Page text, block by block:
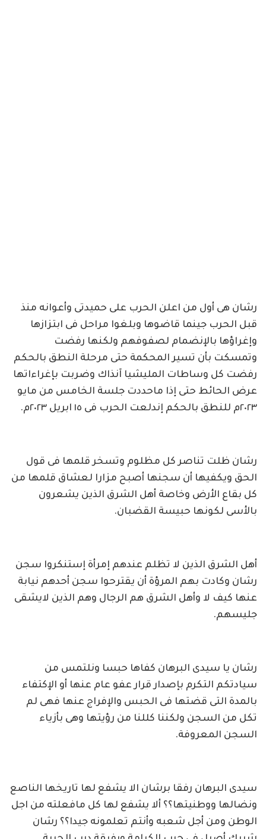
رشان هى أول من اعلن الحرب على حميدتى وأعوانه منذ
قبل الحرب جينما قاضوها وبلغوا مراحل فى ابتزازها
وإغراؤها بالإنضمام لصفوفهم ولكنها رفضت
وتمسكت بأن تسير المحكمة حتى مرحلة النطق بالحكم
رفضت كل وساطات المليشيا آنذاك وضربت بإغراءاتها
عرض الحائط حتى إذا ماحددت جلسة الخامس من مايو
٢٠٢٣م للنطق بالحكم إندلعت الحرب فى ١٥ ابريل ٢٠٢٣م.
رشان ظلت تناصر كل مظلوم وتسخر قلمها فى قول
الحق ويكفيها أن سجنها أصبح مزارا لعشاق قلمها من
كل بقاع الأرض وخاصة أهل الشرق الذين يشعرون
بالأسى لكونها حبيسة القضبان.
أهل الشرق الذين لا تظلم عندهم إمرأة إستنكروا سجن
رشان وكادت بهم المرؤة أن يقترحوا سجن أحدهم نيابة
عنها كيف لا وأهل الشرق هم الرجال وهم الذين لايشقى
جليسهم.
رشان يا سيدى البرهان كفاها حبسا ونلتمس من
سيادتكم التكرم بإصدار قرار عفو عام عنها أو الإكتفاء
بالمدة التى قضتها فى الحبس والإفراج عنها فهى لم
تكل من السجن ولكننا كللنا من رؤيتها وهى بأزياء
السجن المعروفة.
سيدى البرهان رفقا برشان الا يشفع لها تاريخها الناصع
ونضالها ووطنيتها؟؟ ألا يشفع لها كل مافعلته من اجل
الوطن ومن أجل شعبه وأنتم تعلمونه جيدا؟؟ رشان